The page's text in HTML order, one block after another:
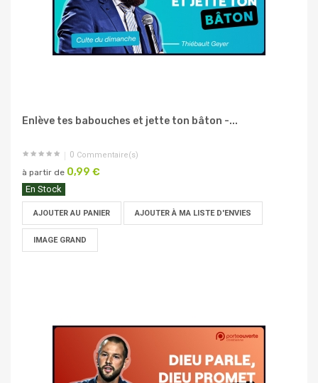
Enlève tes babouches et jette ton bâton -...
0 Commentaire(s)
à partir de 0,99 €
En Stock
AJOUTER AU PANIER AJOUTER À MA LISTE D'ENVIES
IMAGE GRAND